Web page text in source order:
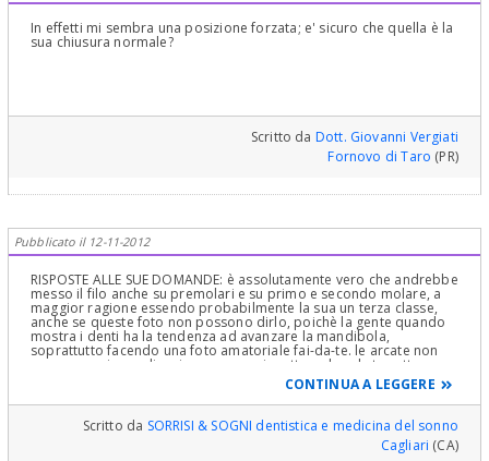
In effetti mi sembra una posizione forzata; e' sicuro che quella è la
sua chiusura normale?
Scritto da Dott. Giovanni Vergiati
Fornovo di Taro (PR)
Pubblicato il 12-11-2012
RISPOSTE ALLE SUE DOMANDE: è assolutamente vero che andrebbe
messo il filo anche su premolari e su primo e secondo molare, a
maggior ragione essendo probabilmente la sua un terza classe,
anche se queste foto non possono dirlo, poichè la gente quando
mostra i denti ha la tendenza ad avanzare la mandibola,
soprattutto facendo una foto amatoriale fai-da-te. le arcate non
avranno mai coordinazione se non si mettono brackets sotto e
sopra, lavorare in solo una arcata non permetterà mai dare
corretta occlusione (chi fa questo, spera che le forze di
masticazione, un giorno facciano combaciare i denti) non esiste un
trattamento di 3 anni cosi' tanto fuori controllo. Un trattamento
comunque oggi giorno non dura MAI tanto tempo. E' probabile
che davvero non ne stia cavando piede, infatti l'ortodonzia
CONTINUA A LEGGERE
Scritto da SORRISI & SOGNI dentistica e medicina del sonno
Cagliari (CA)